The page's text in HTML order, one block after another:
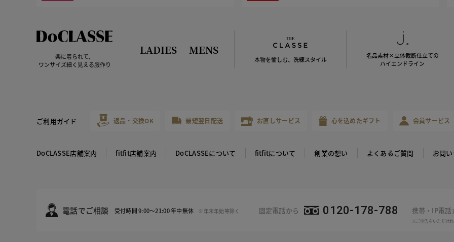
楽に着られて、
ワンサイズ細く見える服作り
LADIES MENS
本物を愉しむ、洗練スタイル
名品素材×立体裁断仕立ての
ハイエンドライン
ご利用ガイド 返品・交換OK 最短翌日配送 お直しサービス 心を込めたギフト 会員サービス
DoCLASSE店舗案内 fitfit店舗案内 DoCLASSEについて fitfitについて 創業の想い よくあるご質問 お問
電話でご相談 受付時間 9:00～21:00 年中無休 ※年末年始等除く 固定電話から 0120-178-788 携帯・IP電話
※ご申告をいただけ